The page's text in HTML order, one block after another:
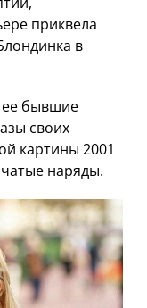
приквела
в
ее бывшие
своих
картины 2001
наряды.